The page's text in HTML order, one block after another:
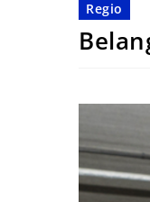
Regio